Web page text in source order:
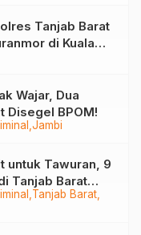
Tanjab Barat
di Kuala
Jambi
Wajar, Dua
Disegel BPOM!
Tanjab Barat
untuk Tawuran, 9
Tanjab Barat